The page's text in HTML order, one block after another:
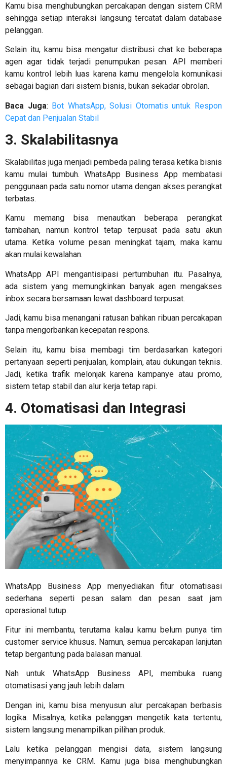
Kamu bisa menghubungkan percakapan dengan sistem CRM
sehingga setiap interaksi langsung tercatat dalam database
pelanggan.
Selain itu, kamu bisa mengatur distribusi chat ke beberapa
agen agar tidak terjadi penumpukan pesan. API memberi
kamu kontrol lebih luas karena kamu mengelola komunikasi
sebagai bagian dari sistem bisnis, bukan sekadar obrolan.
Baca Juga: Bot WhatsApp, Solusi Otomatis untuk Respon
Cepat dan Penjualan Stabil
3. Skalabilitasnya
Skalabilitas juga menjadi pembeda paling terasa ketika bisnis
kamu mulai tumbuh. WhatsApp Business App membatasi
penggunaan pada satu nomor utama dengan akses perangkat
terbatas.
Kamu memang bisa menautkan beberapa perangkat
tambahan, namun kontrol tetap terpusat pada satu akun
utama. Ketika volume pesan meningkat tajam, maka kamu
akan mulai kewalahan.
WhatsApp API mengantisipasi pertumbuhan itu. Pasalnya,
ada sistem yang memungkinkan banyak agen mengakses
inbox secara bersamaan lewat dashboard terpusat.
Jadi, kamu bisa menangani ratusan bahkan ribuan percakapan
tanpa mengorbankan kecepatan respons.
Selain itu, kamu bisa membagi tim berdasarkan kategori
pertanyaan seperti penjualan, komplain, atau dukungan teknis.
Jadi, ketika trafik melonjak karena kampanye atau promo,
sistem tetap stabil dan alur kerja tetap rapi.
4. Otomatisasi dan Integrasi
WhatsApp Business App menyediakan fitur otomatisasi
sederhana seperti pesan salam dan pesan saat jam
operasional tutup.
Fitur ini membantu, terutama kalau kamu belum punya tim
customer service khusus. Namun, semua percakapan lanjutan
tetap bergantung pada balasan manual.
Nah untukWhatsApp Business API , membuka ruang
otomatisasi yang jauh lebih dalam.
Dengan ini, kamu bisa menyusun alur percakapan berbasis
logika. Misalnya, ketika pelanggan mengetik kata tertentu,
sistem langsung menampilkan pilihan produk.
Lalu ketika pelanggan mengisi data, sistem langsung
menyimpannya ke CRM. Kamu juga bisa menghubungkan